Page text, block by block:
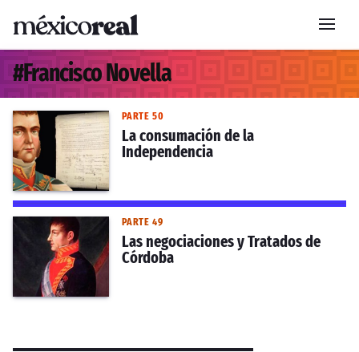
#Francisco Novella
PARTE 50
La consumación de la
Independencia
PARTE 49
Las negociaciones y Tratados de
Córdoba